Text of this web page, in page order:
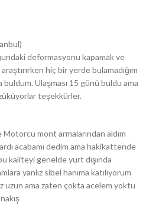
deformasyonu kapamak ve
hiç bir yerde bulamadığım
Ulaşması 15 günü buldu ama
teşekkürler.
mont armalarından aldım
acabamı dedim ama hakikattende
kaliteyi genelde yurt dışında
yanlız sibel hanıma katılıyorum
uzun ama zaten çokta acelem yoktu